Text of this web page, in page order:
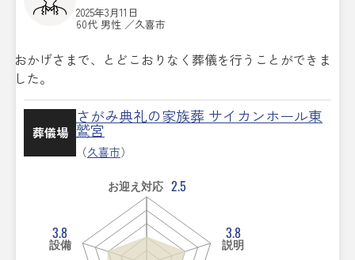
2025年3月11日
60代 男性 ／久喜市
おかげさまで、とどこおりなく葬儀を行うことができま
した。
葬儀場
さがみ典礼の家族葬 サイカンホール東
鷲宮
（久喜市）
お迎え対応 2.5
3.8
説明
3.8
設備